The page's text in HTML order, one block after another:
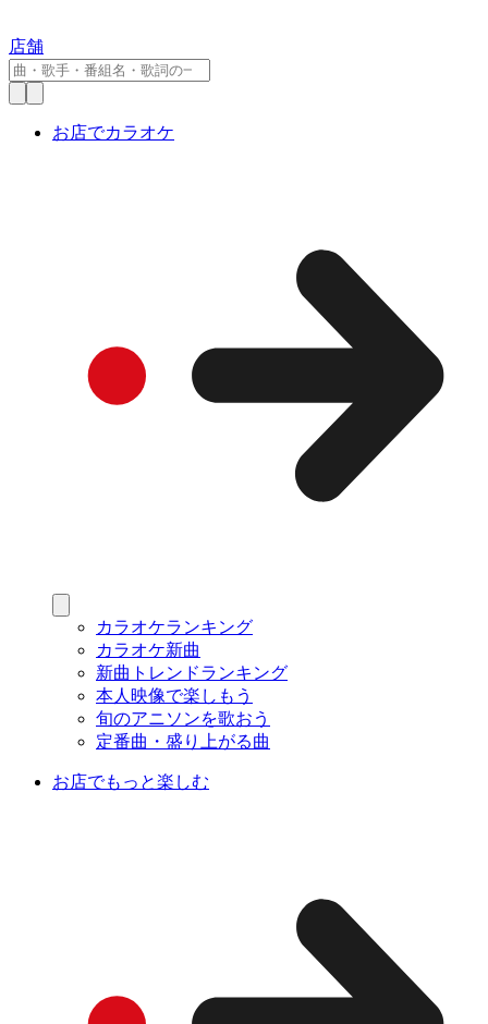
店舗
お店でカラオケ
カラオケランキング
カラオケ新曲
新曲トレンドランキング
本人映像で楽しもう
旬のアニソンを歌おう
定番曲・盛り上がる曲
お店でもっと楽しむ